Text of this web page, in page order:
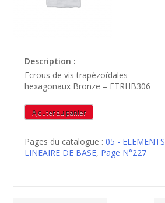
Description :
Ecrous de vis trapézoïdales
hexagonaux Bronze – ETRHB306
quantité
de
Ajouter au panier
Pages du catalogue :05 - ELEMENTS
LINEAIRE DE BASE, Page N°227